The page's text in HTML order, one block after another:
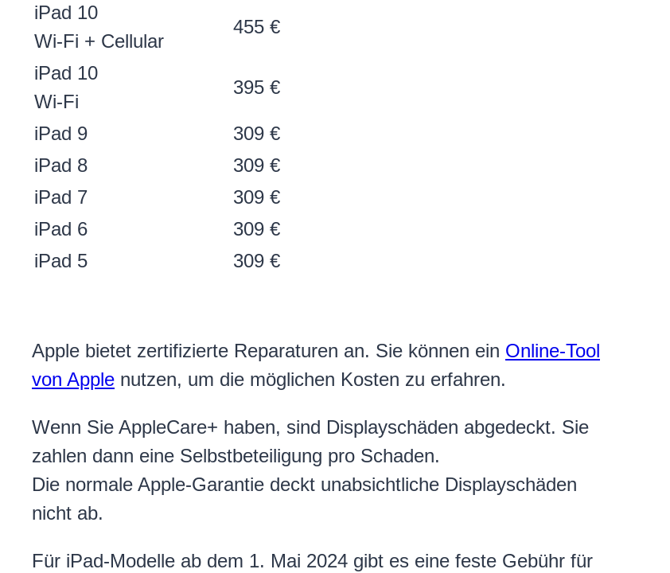
iPad 10
Wi-Fi + Cellular
455 €
iPad 10
Wi-Fi
395 €
iPad 9
309 €
iPad 8
309 €
iPad 7
309 €
iPad 6
309 €
iPad 5
309 €
Apple bietet zertifizierte Reparaturen an. Sie können ein Online-Tool
von Apple nutzen, um die möglichen Kosten zu erfahren.
Wenn Sie AppleCare+ haben, sind Displayschäden abgedeckt. Sie
zahlen dann eine Selbstbeteiligung pro Schaden.
Die normale Apple-Garantie deckt unabsichtliche Displayschäden
nicht ab.
Für iPad-Modelle ab dem 1. Mai 2024 gibt es eine feste Gebühr für